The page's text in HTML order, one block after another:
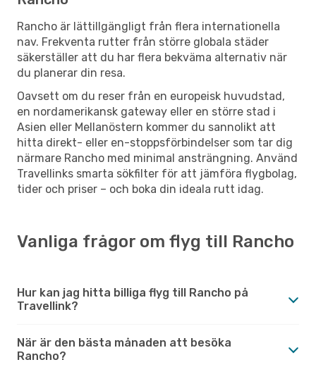
Rancho är lättillgängligt från flera internationella
nav. Frekventa rutter från större globala städer
säkerställer att du har flera bekväma alternativ när
du planerar din resa.
Oavsett om du reser från en europeisk huvudstad,
en nordamerikansk gateway eller en större stad i
Asien eller Mellanöstern kommer du sannolikt att
hitta direkt- eller en-stoppsförbindelser som tar dig
närmare Rancho med minimal ansträngning. Använd
Travellinks smarta sökfilter för att jämföra flygbolag,
tider och priser – och boka din ideala rutt idag.
Vanliga frågor om flyg till Rancho
Hur kan jag hitta billiga flyg till Rancho på
Travellink?
När är den bästa månaden att besöka
Rancho?